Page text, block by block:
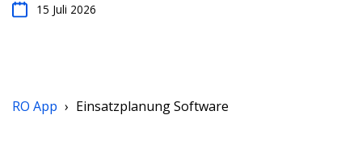
15 Juli 2026
RO App › Einsatzplanung Software